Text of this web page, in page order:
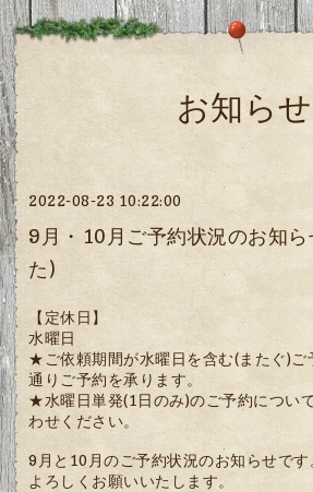
お知らせ
2022-08-23 10:22:00
9月・10月ご予約状況のお知ら
た)
【定休日】
水曜日
★ご依頼期間が水曜日を含む(またぐ)ご
通りご予約を承ります。
★水曜日単発(1日のみ)のご予約につい
わせください。
9月と10月のご予約状況のお知らせで
よろしくお願いいたします。